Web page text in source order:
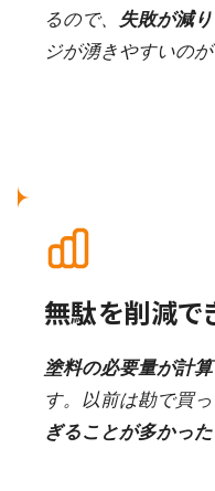
るので、
失敗が減
ジが湧きやすいのが
無駄を削減で
塗料の必要量が計算
す。以前は勘で買っ
ぎることが多かった